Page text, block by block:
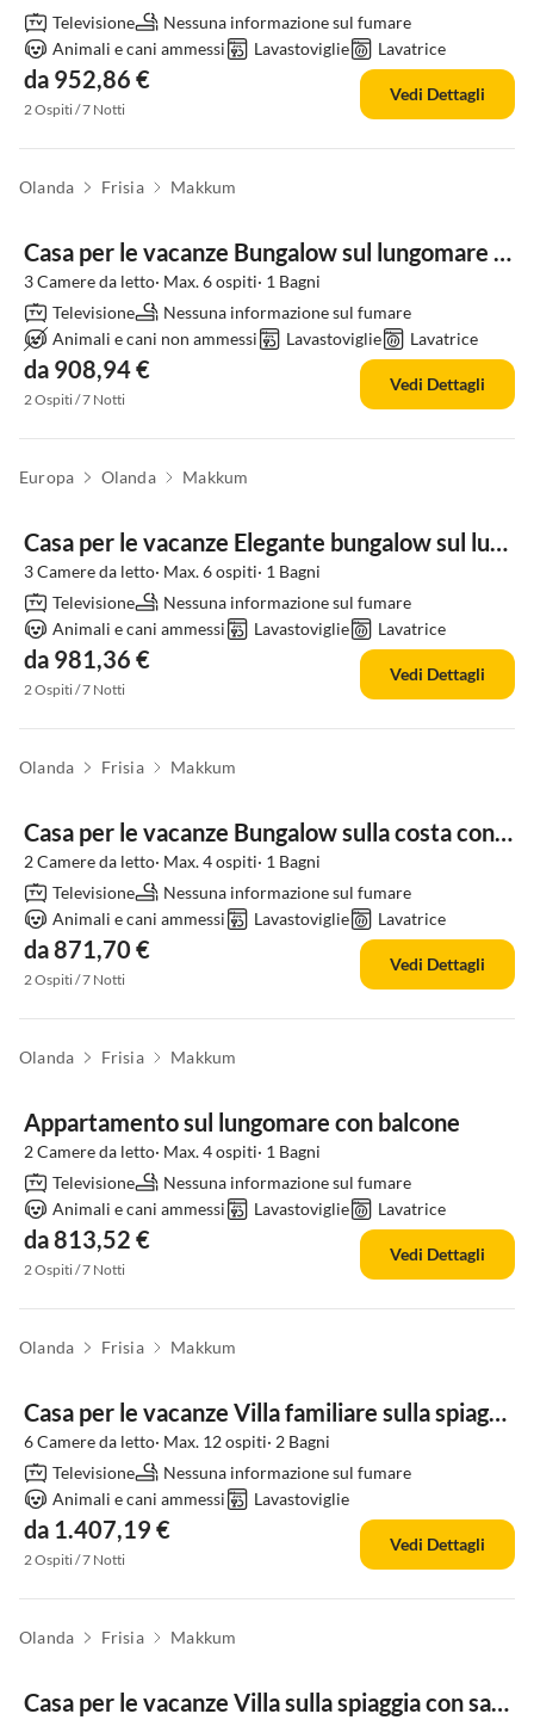
Televisione
Nessuna informazione sul fumare
Animali e cani ammessi
Lavastoviglie Lavatrice
da 952,86 €
2 Ospiti / 7 Notti
Vedi Dettagli
Olanda Frisia Makkum
Casa per le vacanze Bungalow sul lungomare a Makkum con pontile
3 Camere da letto· Max. 6 ospiti· 1 Bagni
Televisione
Nessuna informazione sul fumare
Animali e cani non ammessi
Lavastoviglie Lavatrice
da 908,94 €
2 Ospiti / 7 Notti
Vedi Dettagli
Europa Olanda Makkum
Casa per le vacanze Elegante bungalow sul lungomare per 6 persone
3 Camere da letto· Max. 6 ospiti· 1 Bagni
Televisione
Nessuna informazione sul fumare
Animali e cani ammessi
Lavastoviglie Lavatrice
da 981,36 €
2 Ospiti / 7 Notti
Vedi Dettagli
Olanda Frisia Makkum
Casa per le vacanze Bungalow sulla costa con giardino privato
2 Camere da letto· Max. 4 ospiti· 1 Bagni
Televisione
Nessuna informazione sul fumare
Animali e cani ammessi
Lavastoviglie Lavatrice
da 871,70 €
2 Ospiti / 7 Notti
Vedi Dettagli
Olanda Frisia Makkum
Appartamento sul lungomare con balcone
2 Camere da letto· Max. 4 ospiti· 1 Bagni
Televisione
Nessuna informazione sul fumare
Animali e cani ammessi
Lavastoviglie Lavatrice
da 813,52 €
2 Ospiti / 7 Notti
Vedi Dettagli
Olanda Frisia Makkum
Casa per le vacanze Villa familiare sulla spiaggia con spa all'aperto
6 Camere da letto· Max. 12 ospiti· 2 Bagni
Televisione
Nessuna informazione sul fumare
Animali e cani ammessi
Lavastoviglie
da 1.407,19 €
2 Ospiti / 7 Notti
Vedi Dettagli
Olanda Frisia Makkum
Casa per le vacanze Villa sulla spiaggia con sauna e bagno turco